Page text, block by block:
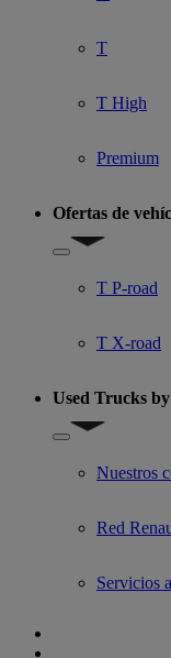
T
T High
Premium
Ofertas de
Show submenu
T P-road
T X-road
Used Trucks
Show submenu
Nuestros
Red
Servicios